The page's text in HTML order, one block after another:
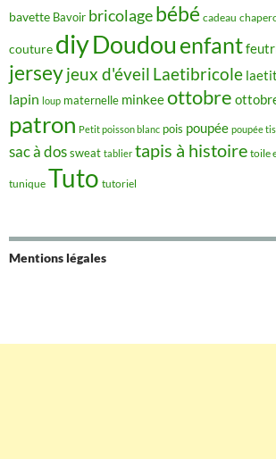
bavette Bavoir bricolagebébé cadeau
couture diyDoudou enfant
jerseyjeux d'éveil Laetibricole
lapin loup maternelle minkeeottobre
patron Petit poisson blanc pois poupée poupée
sac à dossweat tablier tapis à histoire toile
tunique Tuto tutoriel
Mentions légales